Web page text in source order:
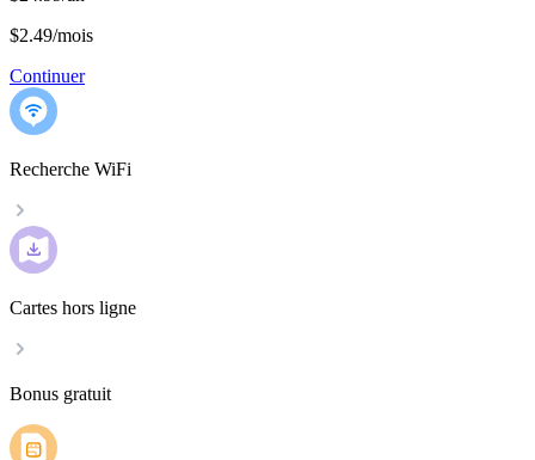
$2.49/mois
Continuer
Recherche WiFi
Cartes hors ligne
Bonus gratuit